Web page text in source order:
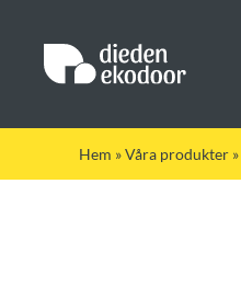
innehållet
Hem »Våra produkter»